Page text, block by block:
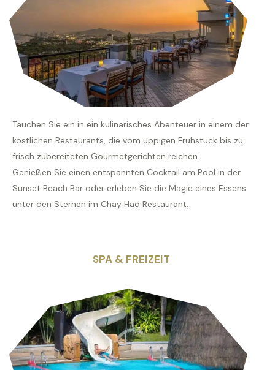
Tauchen Sie ein in ein kulinarisches Abenteuer in einem der
köstlichen Restaurants, die vom üppigen Frühstück bis zu
frisch zubereiteten Gourmetgerichten reichen.
Genießen Sie einen entspannten Cocktail am Pool in der
Sunset Beach Bar oder erleben Sie die Magie eines Essens
unter den Sternen im Chay Had Restaurant.
SPA & FREIZEIT